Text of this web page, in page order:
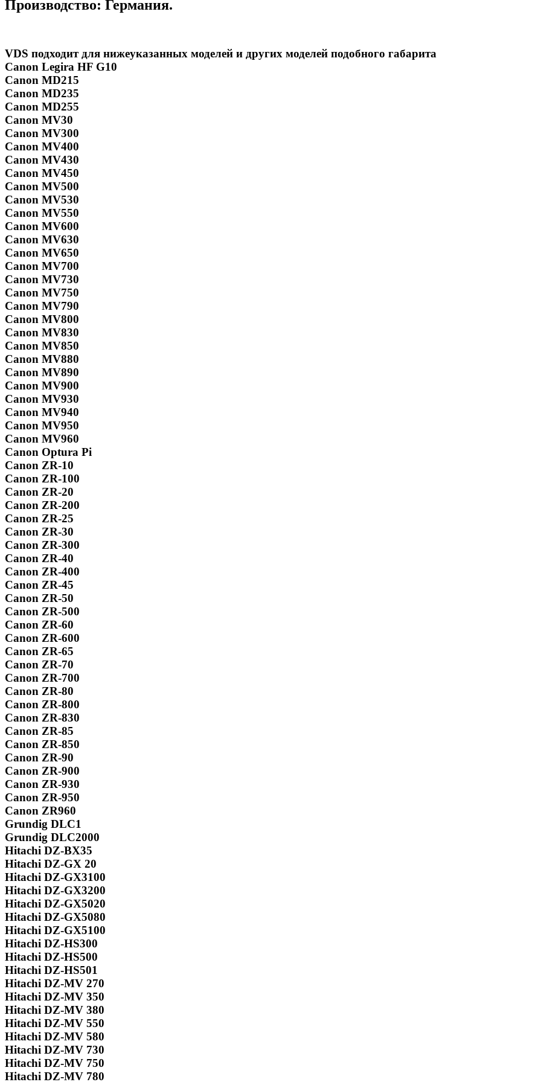
Производство: Германия.
VDS подходит для нижеуказанных моделей и других моделей подобного габарита
Canon Legira HF G10
Canon MD215
Canon MD235
Canon MD255
Canon MV30
Canon MV300
Canon MV400
Canon MV430
Canon MV450
Canon MV500
Canon MV530
Canon MV550
Canon MV600
Canon MV630
Canon MV650
Canon MV700
Canon MV730
Canon MV750
Canon MV790
Canon MV800
Canon MV830
Canon MV850
Canon MV880
Canon MV890
Canon MV900
Canon MV930
Canon MV940
Canon MV950
Canon MV960
Canon Optura Pi
Canon ZR-10
Canon ZR-100
Canon ZR-20
Canon ZR-200
Canon ZR-25
Canon ZR-30
Canon ZR-300
Canon ZR-40
Canon ZR-400
Canon ZR-45
Canon ZR-50
Canon ZR-500
Canon ZR-60
Canon ZR-600
Canon ZR-65
Canon ZR-70
Canon ZR-700
Canon ZR-80
Canon ZR-800
Canon ZR-830
Canon ZR-85
Canon ZR-850
Canon ZR-90
Canon ZR-900
Canon ZR-930
Canon ZR-950
Canon ZR960
Grundig DLC1
Grundig DLC2000
Hitachi DZ-BX35
Hitachi DZ-GX 20
Hitachi DZ-GX3100
Hitachi DZ-GX3200
Hitachi DZ-GX5020
Hitachi DZ-GX5080
Hitachi DZ-GX5100
Hitachi DZ-HS300
Hitachi DZ-HS500
Hitachi DZ-HS501
Hitachi DZ-MV 270
Hitachi DZ-MV 350
Hitachi DZ-MV 380
Hitachi DZ-MV 550
Hitachi DZ-MV 580
Hitachi DZ-MV 730
Hitachi DZ-MV 750
Hitachi DZ-MV 780